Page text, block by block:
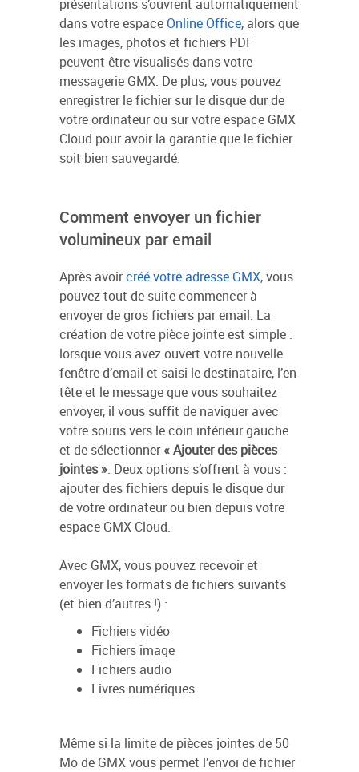
présentations s’ouvrent automatiquement
dans votre espaceOnline Office, alors que
les images, photos et fichiers PDF
peuvent être visualisés dans votre
messagerie GMX. De plus, vous pouvez
enregistrer le fichier sur le disque dur de
votre ordinateur ou sur votre espace GMX
Cloud pour avoir la garantie que le fichier
soit bien sauvegardé.
Comment envoyer un fichier
volumineux par email
Après avoircréé votre adresse GMX, vous
pouvez tout de suite commencer à
envoyer de gros fichiers par email. La
création de votre pièce jointe est simple :
lorsque vous avez ouvert votre nouvelle
fenêtre d’email et saisi le destinataire, l’en-
tête et le message que vous souhaitez
envoyer, il vous suffit de naviguer avec
votre souris vers le coin inférieur gauche
et de sélectionner« Ajouter des pièces
jointes ». Deux options s’offrent à vous :
ajouter des fichiers depuis le disque dur
de votre ordinateur ou bien depuis votre
espace GMX Cloud.
Avec GMX, vous pouvez recevoir et
envoyer les formats de fichiers suivants
(et bien d’autres !) :
Fichiers vidéo
Fichiers image
Fichiers audio
Livres numériques
Même si la limite de pièces jointes de 50
Mo de GMX vous permet l’envoi de fichier